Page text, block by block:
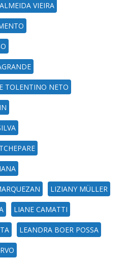
VIEIRA
TOLENTINO NETO
LIZIANY MÜLLER
LIANE CAMATTI
LEANDRA BOER POSSA